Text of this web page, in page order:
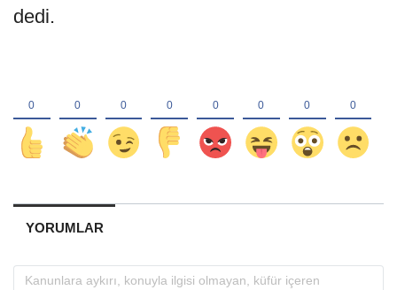
dedi.
YORUMLAR